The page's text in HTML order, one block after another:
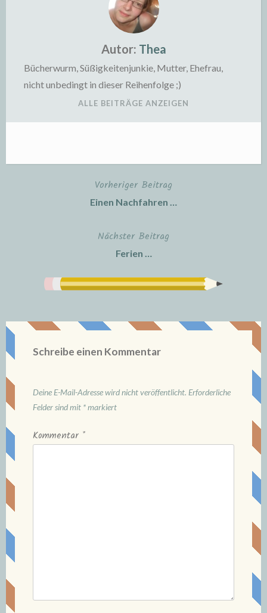
Autor: Thea
Bücherwurm, Süßigkeitenjunkie, Mutter, Ehefrau,
nicht unbedingt in dieser Reihenfolge ;)
ALLE BEITRÄGE ANZEIGEN
BeitragsnavigationVorheriger Beitrag
Einen Nachfahren …
Nächster Beitrag
Ferien …
Schreibe einen Kommentar
Deine E-Mail-Adresse wird nicht veröffentlicht. Erforderliche
Felder sind mit *markiert
Kommentar *